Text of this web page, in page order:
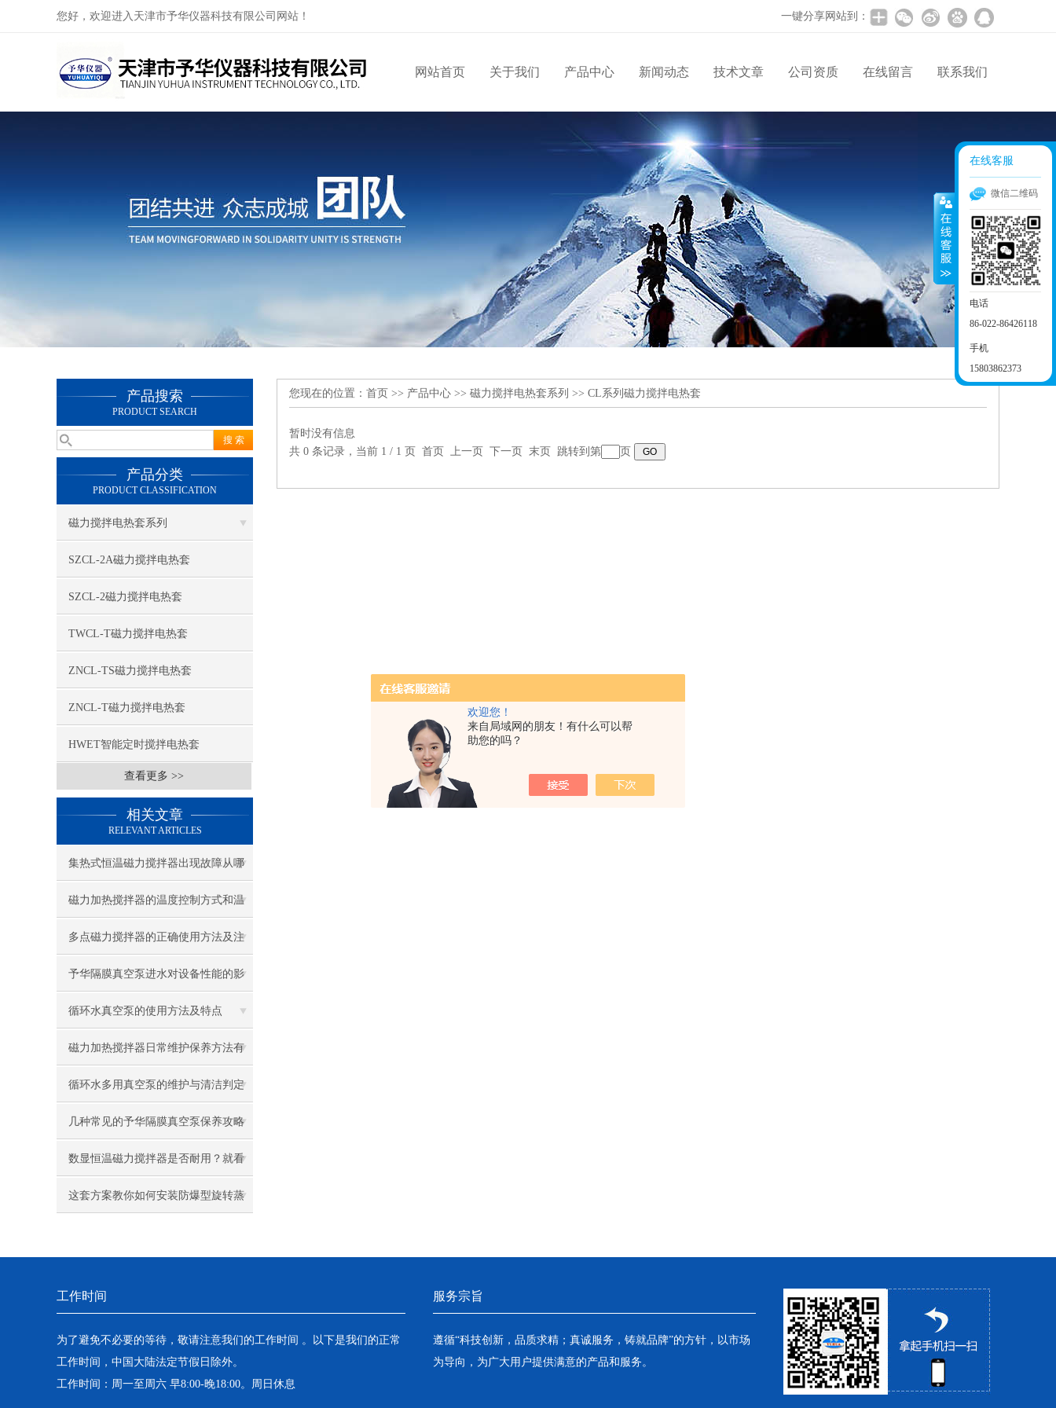
欢迎您！
来自局域网的朋友！有什么可以帮
助您的吗？
您好，欢迎进入天津市予华仪器科技有限公司网站！ 一键分享网站到：
网站首页 关于我们 产品中心 新闻动态 技术文章 公司资质 在线留言 联系我们
产品搜索
PRODUCT SEARCH
产品分类
PRODUCT CLASSIFICATION
磁力搅拌电热套系列
SZCL-2A磁力搅拌电热套
SZCL-2磁力搅拌电热套
TWCL-T磁力搅拌电热套
ZNCL-TS磁力搅拌电热套
ZNCL-T磁力搅拌电热套
HWET智能定时搅拌电热套
查看更多 >>
相关文章
RELEVANT ARTICLES
集热式恒温磁力搅拌器出现故障从哪
几步分析？
磁力加热搅拌器的温度控制方式和温
度控制措施
多点磁力搅拌器的正确使用方法及注
意事项
予华隔膜真空泵进水对设备性能的影
响及对策
循环水真空泵的使用方法及特点
磁力加热搅拌器日常维护保养方法有
哪些？
循环水多用真空泵的维护与清洁判定
几种常见的予华隔膜真空泵保养攻略
数显恒温磁力搅拌器是否耐用？就看
操作习惯！
这套方案教你如何安装防爆型旋转蒸
您现在的位置： 首页 >> 产品中心 >> 磁力搅拌电热套系列 >> CL系列磁力搅拌电热套
暂时没有信息
共 0 条记录，当前 1 / 1 页 首页 上一页 下一页 末页 跳转到第
页
工作时间
为了避免不必要的等待，敬请注意我们的工作时间 。以下是我们的正常
工作时间，中国大陆法定节假日除外。
工作时间：周一至周六 早8:00-晚18:00。周日休息
服务宗旨
遵循“科技创新，品质求精；真诚服务，铸就品牌”的方针，以市场
为导向，为广大用户提供满意的产品和服务。
在线客服
微信二维码
电话
86-022-86426118
手机
15803862373